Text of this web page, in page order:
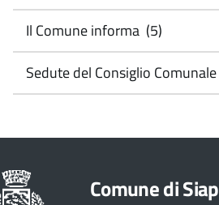
Il Comune informa (5)
Sedute del Consiglio
Comune di